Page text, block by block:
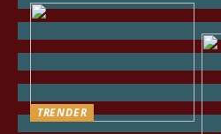
TRENDER